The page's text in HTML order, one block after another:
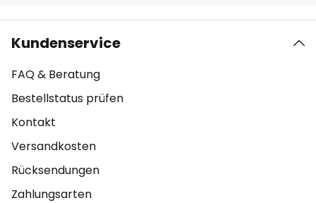
Kundenservice
FAQ & Beratung
Bestellstatus prüfen
Kontakt
Versandkosten
Rücksendungen
Zahlungsarten